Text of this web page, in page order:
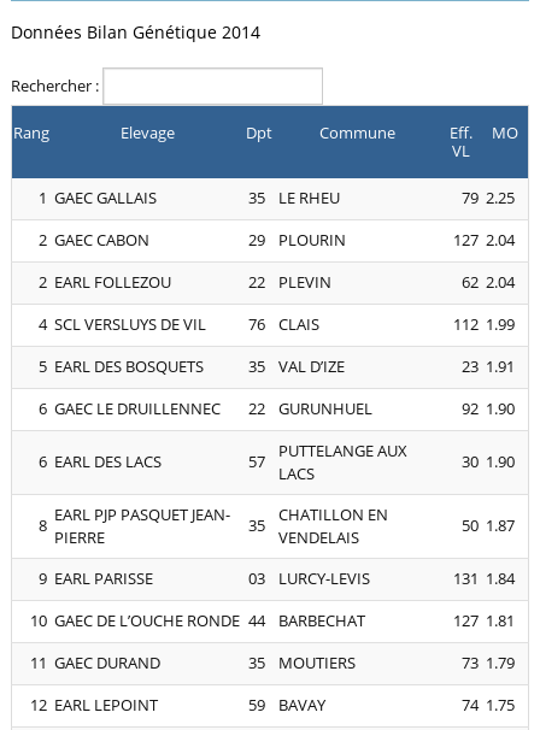
Données Bilan Génétique 2014
Rechercher :
Rang Elevage Dpt Commune
Eff.
VL
MO
1 GAEC GALLAIS 35 LE RHEU 79 2.25
2 GAEC CABON 29 PLOURIN 127 2.04
2 EARL FOLLEZOU 22 PLEVIN 62 2.04
4 SCL VERSLUYS DE VIL 76 CLAIS 112 1.99
5 EARL DES BOSQUETS 35 VAL D’IZE 23 1.91
6 GAEC LE DRUILLENNEC 22 GURUNHUEL 92 1.90
6 EARL DES LACS 57
PUTTELANGE AUX
LACS
30 1.90
8 EARL PJP PASQUET JEAN-
PIERRE
35
CHATILLON EN
VENDELAIS
50 1.87
9 EARL PARISSE 03 LURCY-LEVIS 131 1.84
10 GAEC DE L’OUCHE RONDE 44 BARBECHAT 127 1.81
11 GAEC DURAND 35 MOUTIERS 73 1.79
12 EARL LEPOINT 59 BAVAY 74 1.75